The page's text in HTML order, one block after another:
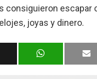
consiguieron escapar
joyas y dinero.